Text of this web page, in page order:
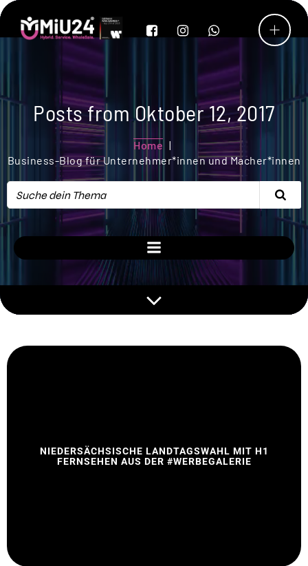
Posts from Oktober 12, 2017
Home
Business-Blog für Unternehmer*innen und Macher*innen
NIEDERSÄCHSISCHE LANDTAGSWAHL MIT H1
FERNSEHEN AUS DER #WERBEGALERIE